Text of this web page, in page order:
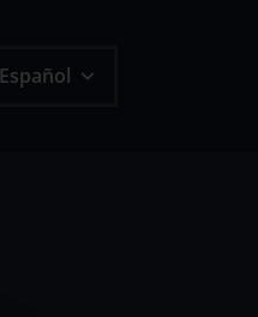
Español